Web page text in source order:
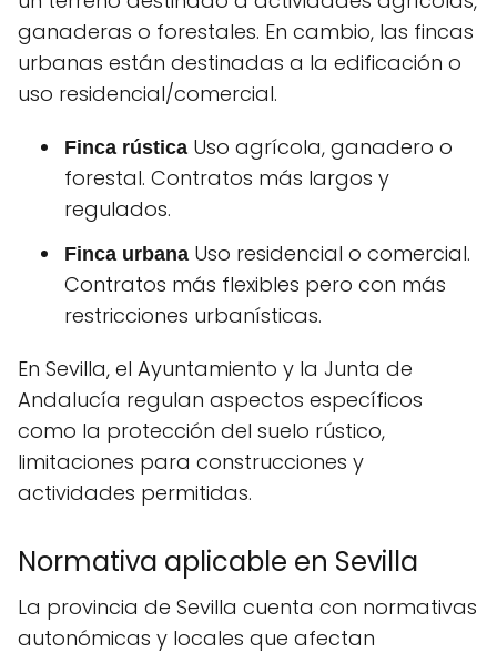
ganaderas o forestales. En cambio, las fincas
urbanas están destinadas a la edificación o
uso residencial/comercial.
Finca rústica Uso agrícola, ganadero o
forestal. Contratos más largos y
regulados.
Finca urbana Uso residencial o comercial.
Contratos más flexibles pero con más
restricciones urbanísticas.
En Sevilla, el Ayuntamiento y la Junta de
Andalucía regulan aspectos específicos
como la protección del suelo rústico,
limitaciones para construcciones y
actividades permitidas.
Normativa aplicable en Sevilla
La provincia de Sevilla cuenta con normativas
autonómicas y locales que afectan